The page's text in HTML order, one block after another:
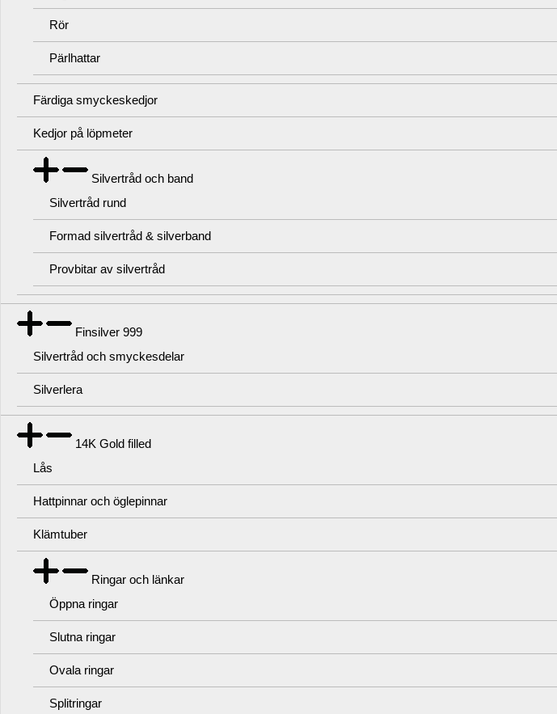
Rör
Pärlhattar
Färdiga smyckeskedjor
Kedjor på löpmeter
Silvertråd och band
Silvertråd rund
Formad silvertråd & silverband
Provbitar av silvertråd
Finsilver 999
Silvertråd och smyckesdelar
Silverlera
14K Gold filled
Lås
Hattpinnar och öglepinnar
Klämtuber
Ringar och länkar
Öppna ringar
Slutna ringar
Ovala ringar
Splitringar